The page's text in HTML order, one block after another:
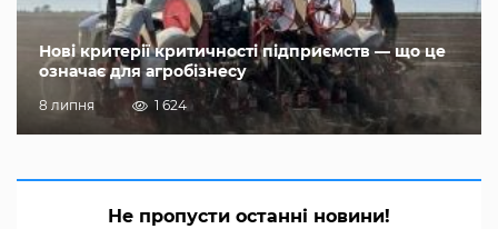
Нові критерії критичності підприємств — що це
означає для агробізнесу
8 липня 1 624
Не пропусти останні новини!